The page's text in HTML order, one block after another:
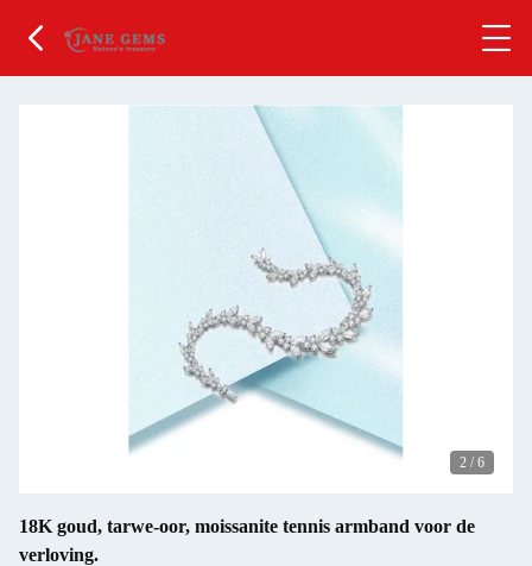
2 / 6
18K goud, tarwe-oor, moissanite tennis armband voor de
verloving.